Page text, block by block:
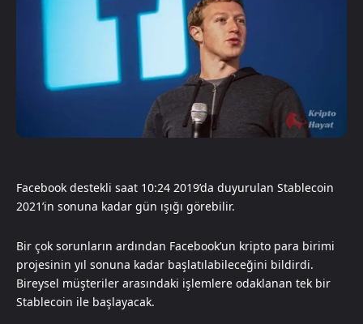
Facebook destekli saat 10:24 2019’da duyurulan Stablecoin
2021’in sonuna kadar gün ışığı görebilir.
Bir çok sorunların ardından Facebook’un kripto para birimi
projesinin yıl sonuna kadar başlatılabileceğini bildirdi.
Bireysel müşteriler arasındaki işlemlere odaklanan tek bir
Stablecoin ile başlayacak.